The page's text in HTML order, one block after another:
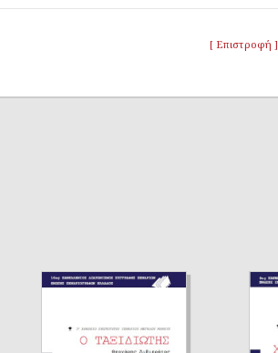
[ Επιστροφή ]